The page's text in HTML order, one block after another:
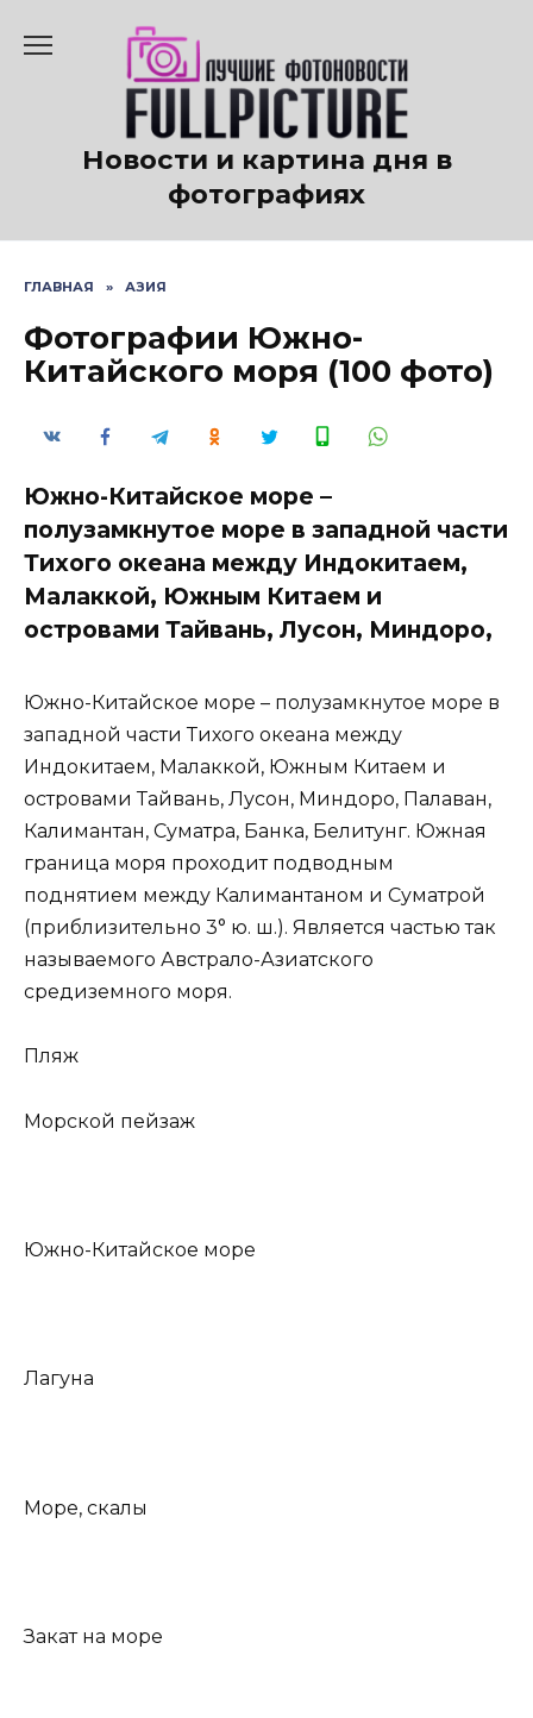
содержанию
Новости и картина дня в
фотографиях
ГЛАВНАЯ » АЗИЯ
Фотографии Южно-
Китайского моря (100 фото)
Южно-Китайское море –
полузамкнутое море в западной части
Тихого океана между Индокитаем,
Малаккой, Южным Китаем и
островами Тайвань, Лусон, Миндоро,
Южно-Китайское море – полузамкнутое море в
западной части Тихого океана между
Индокитаем, Малаккой, Южным Китаем и
островами Тайвань, Лусон, Миндоро, Палаван,
Калимантан, Суматра, Банка, Белитунг. Южная
граница моря проходит подводным
поднятием между Калимантаном и Суматрой
(приблизительно 3° ю. ш.). Является частью так
называемого Австрало-Азиатского
средиземного моря.
Пляж
Морской пейзаж
Южно-Китайское море
Лагуна
Море, скалы
Закат на море